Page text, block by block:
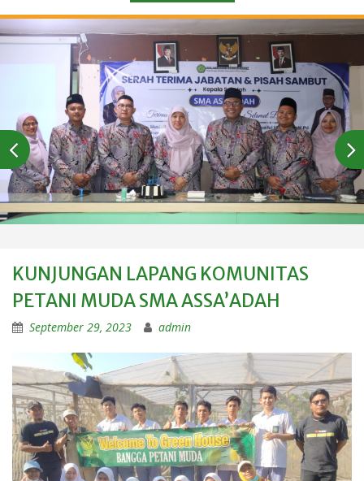
KUNJUNGAN LAPANG KOMUNITAS
PETANI MUDA SMA ASSA’ADAH
September 29, 2023 admin